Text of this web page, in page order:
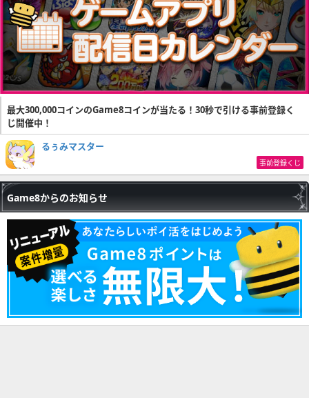
最大300,000コインのGame8コインが当たる！30秒で引ける事前登録く
じ開催中！
るぅみマスター
事前登録くじ
Game8からのお知らせ